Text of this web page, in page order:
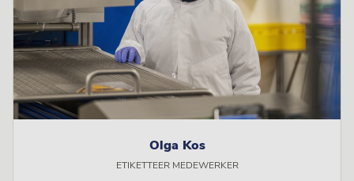
Olga Kos
ETIKETTEER MEDEWERKER